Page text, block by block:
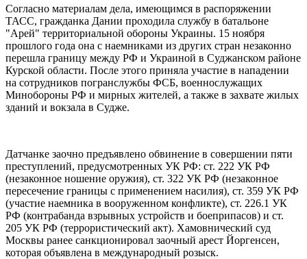
Согласно материалам дела, имеющимся в распоряжении
ТАСС, гражданка Дании проходила службу в батальоне
"Арей" территориальной обороны Украины. 15 ноября
прошлого года она с наемниками из других стран незаконно
перешла границу между РФ и Украиной в Суджанском районе
Курской области. После этого приняла участие в нападении
на сотрудников погранслужбы ФСБ, военнослужащих
Минобороны РФ и мирных жителей, а также в захвате жилых
зданий и вокзала в Судже.
Датчанке заочно предъявлено обвинение в совершении пяти
преступлений, предусмотренных УК РФ: ст. 222 УК РФ
(незаконное ношение оружия), ст. 322 УК РФ (незаконное
пересечение границы с применением насилия), ст. 359 УК РФ
(участие наемника в вооруженном конфликте), ст. 226.1 УК
РФ (контрабанда взрывных устройств и боеприпасов) и ст.
205 УК РФ (террористический акт). Хамовнический суд
Москвы ранее санкционировал заочный арест Йоргенсен,
которая объявлена в международный розыск.